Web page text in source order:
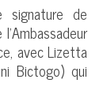
signature de
avec Lizetta
Bictogo) qui